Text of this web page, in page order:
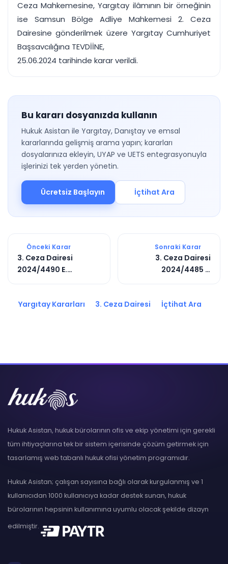
Ceza Mahkemesine, Yargıtay ilâmının bir örneğinin
ise Samsun Bölge Adliye Mahkemesi 2. Ceza
Dairesine gönderilmek üzere Yargıtay Cumhuriyet
Başsavcılığına TEVDİİNE,
25.06.2024 tarihinde karar verildi.
Bu kararı dosyanızda kullanın
Hukuk Asistan ile Yargıtay, Danıştay ve emsal
kararlarında gelişmiş arama yapın; kararları
dosyalarınıza ekleyin, UYAP ve UETS entegrasyonuyla
işlerinizi tek yerden yönetin.
Ücretsiz Başlayın İçtihat Ara
Önceki Karar
3. Ceza Dairesi
2024/4490 E.
Sonraki Karar
3. Ceza Dairesi
2024/4485 E.
Yargıtay Kararları 3. Ceza Dairesi İçtihat Ara
Hukuk Asistan, hukuk bürolarının ofis ve ekip yönetimi için gerekli
tüm ihtiyaçlarına tek bir sistem içerisinde çözüm getirmek için
tasarlamış web tabanlı hukuk ofisi yönetim programıdır.
Hukuk Asistan; çalışan sayısına bağlı olarak kurgulanmış ve 1
kullanıcıdan 1000 kullanıcıya kadar destek sunan, hukuk
bürolarının hepsinin kullanımına uyumlu olacak şekilde dizayn
edilmiştir.